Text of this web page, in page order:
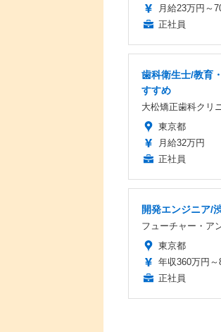
月給23万円～
正社員
歯科衛生士/教育
すすめ
大松矯正歯科クリ
東京都
月給32万円
正社員
開発エンジニア/
フューチャー・ア
東京都
年収360万円～
正社員